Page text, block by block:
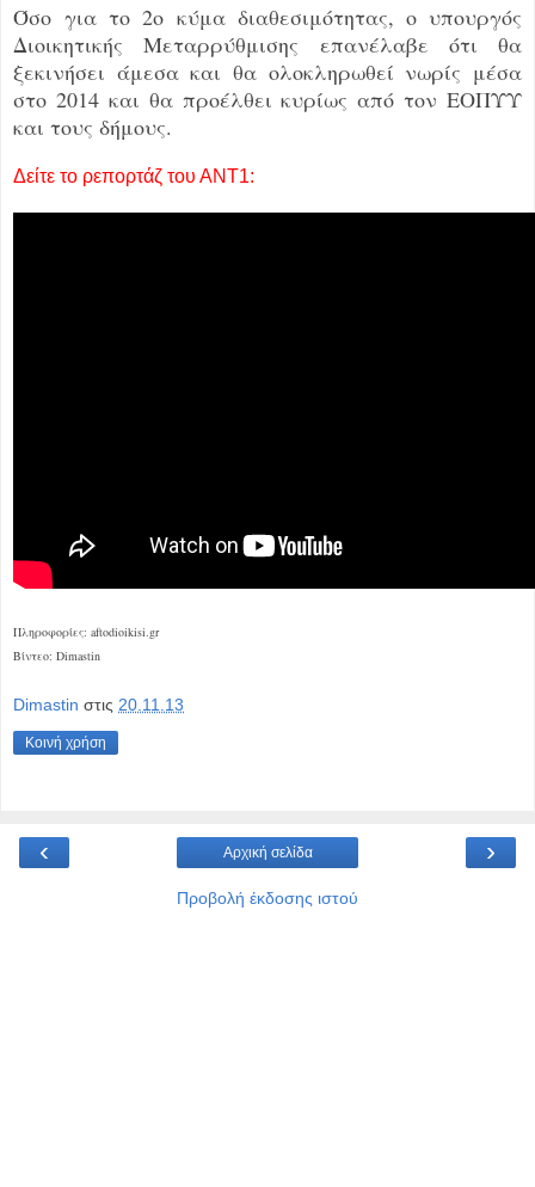
Όσο για το 2ο κύμα διαθεσιμότητας, ο υπουργός
Διοικητικής Μεταρρύθμισης επανέλαβε ότι θα
ξεκινήσει άμεσα και θα ολοκληρωθεί νωρίς μέσα
στο 2014 και θα προέλθει κυρίως από τον ΕΟΠΥΥ
και τους δήμους.
Δείτε το ρεπορτάζ του ΑΝΤ1:
Πληροφορίες: aftodioikisi.gr
Βίντεο: Dimastin
Dimastin στις 20.11.13
Κοινή χρήση
‹ ›
Αρχική σελίδα
Προβολή έκδοσης ιστού